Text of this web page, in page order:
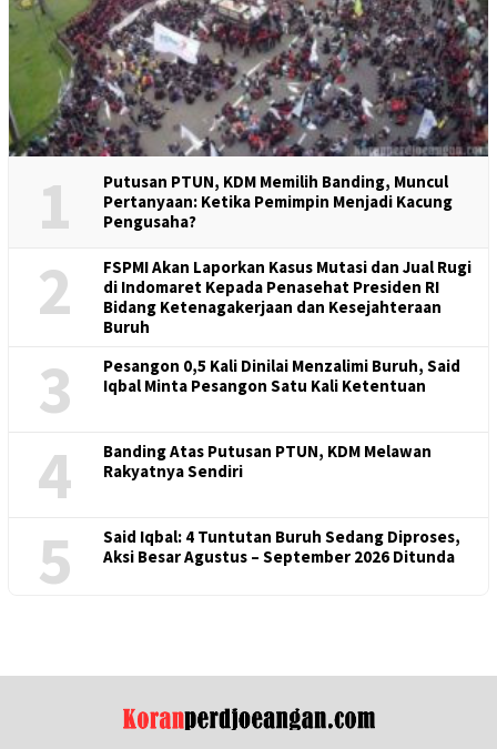
1
Putusan PTUN, KDM Memilih Banding, Muncul
Pertanyaan: Ketika Pemimpin Menjadi Kacung
Pengusaha?
2
FSPMI Akan Laporkan Kasus Mutasi dan Jual Rugi
di Indomaret Kepada Penasehat Presiden RI
Bidang Ketenagakerjaan dan Kesejahteraan
Buruh
3
Pesangon 0,5 Kali Dinilai Menzalimi Buruh, Said
Iqbal Minta Pesangon Satu Kali Ketentuan
4
Banding Atas Putusan PTUN, KDM Melawan
Rakyatnya Sendiri
5
Said Iqbal: 4 Tuntutan Buruh Sedang Diproses,
Aksi Besar Agustus – September 2026 Ditunda